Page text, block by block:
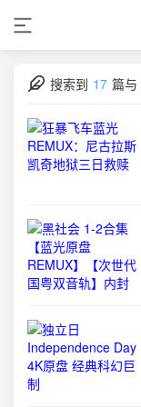
搜索到 17 篇与